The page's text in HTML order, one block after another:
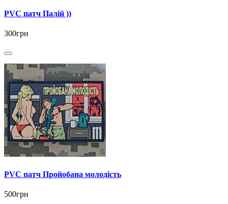
PVC патч Палій ))
300грн
PVC патч Пройобана молодість
500грн